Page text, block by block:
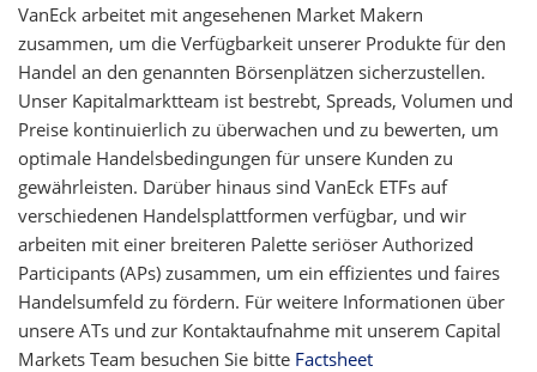
VanEck arbeitet mit angesehenen Market Makern
zusammen, um die Verfügbarkeit unserer Produkte für den
Handel an den genannten Börsenplätzen sicherzustellen.
Unser Kapitalmarktteam ist bestrebt, Spreads, Volumen und
Preise kontinuierlich zu überwachen und zu bewerten, um
optimale Handelsbedingungen für unsere Kunden zu
gewährleisten. Darüber hinaus sind VanEck ETFs auf
verschiedenen Handelsplattformen verfügbar, und wir
arbeiten mit einer breiteren Palette seriöser Authorized
Participants (APs) zusammen, um ein effizientes und faires
Handelsumfeld zu fördern. Für weitere Informationen über
unsere ATs und zur Kontaktaufnahme mit unserem Capital
Markets Team besuchen Sie bitte Factsheet